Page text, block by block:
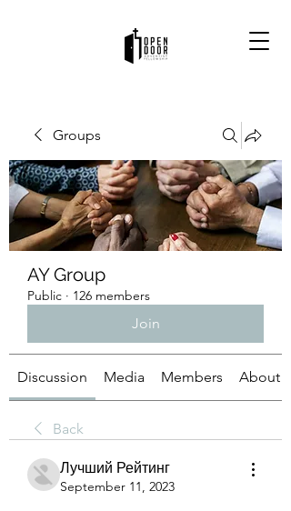
Groups
AY Group
Public · 126 members
Join
Discussion Media Members About
Back
Лучший Рейтинг
September 11, 2023